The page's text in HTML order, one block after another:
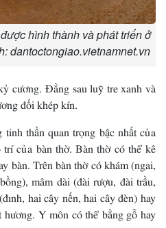
hình thành và phát triển ở
dantoctongiao.vietnamnet.vn
cương. Ðằng sau luỹ tre xanh và
đối khép kín.
thần quan trọng bậc nhất của
của bàn thờ. Bàn thờ có thể kê
bàn. Trên bàn thờ có khám (ngai,
mâm dài (đài rượu, đài trầu,
hai cây nến, hai cây đèn) hay
Y môn có thể bằng gỗ hay